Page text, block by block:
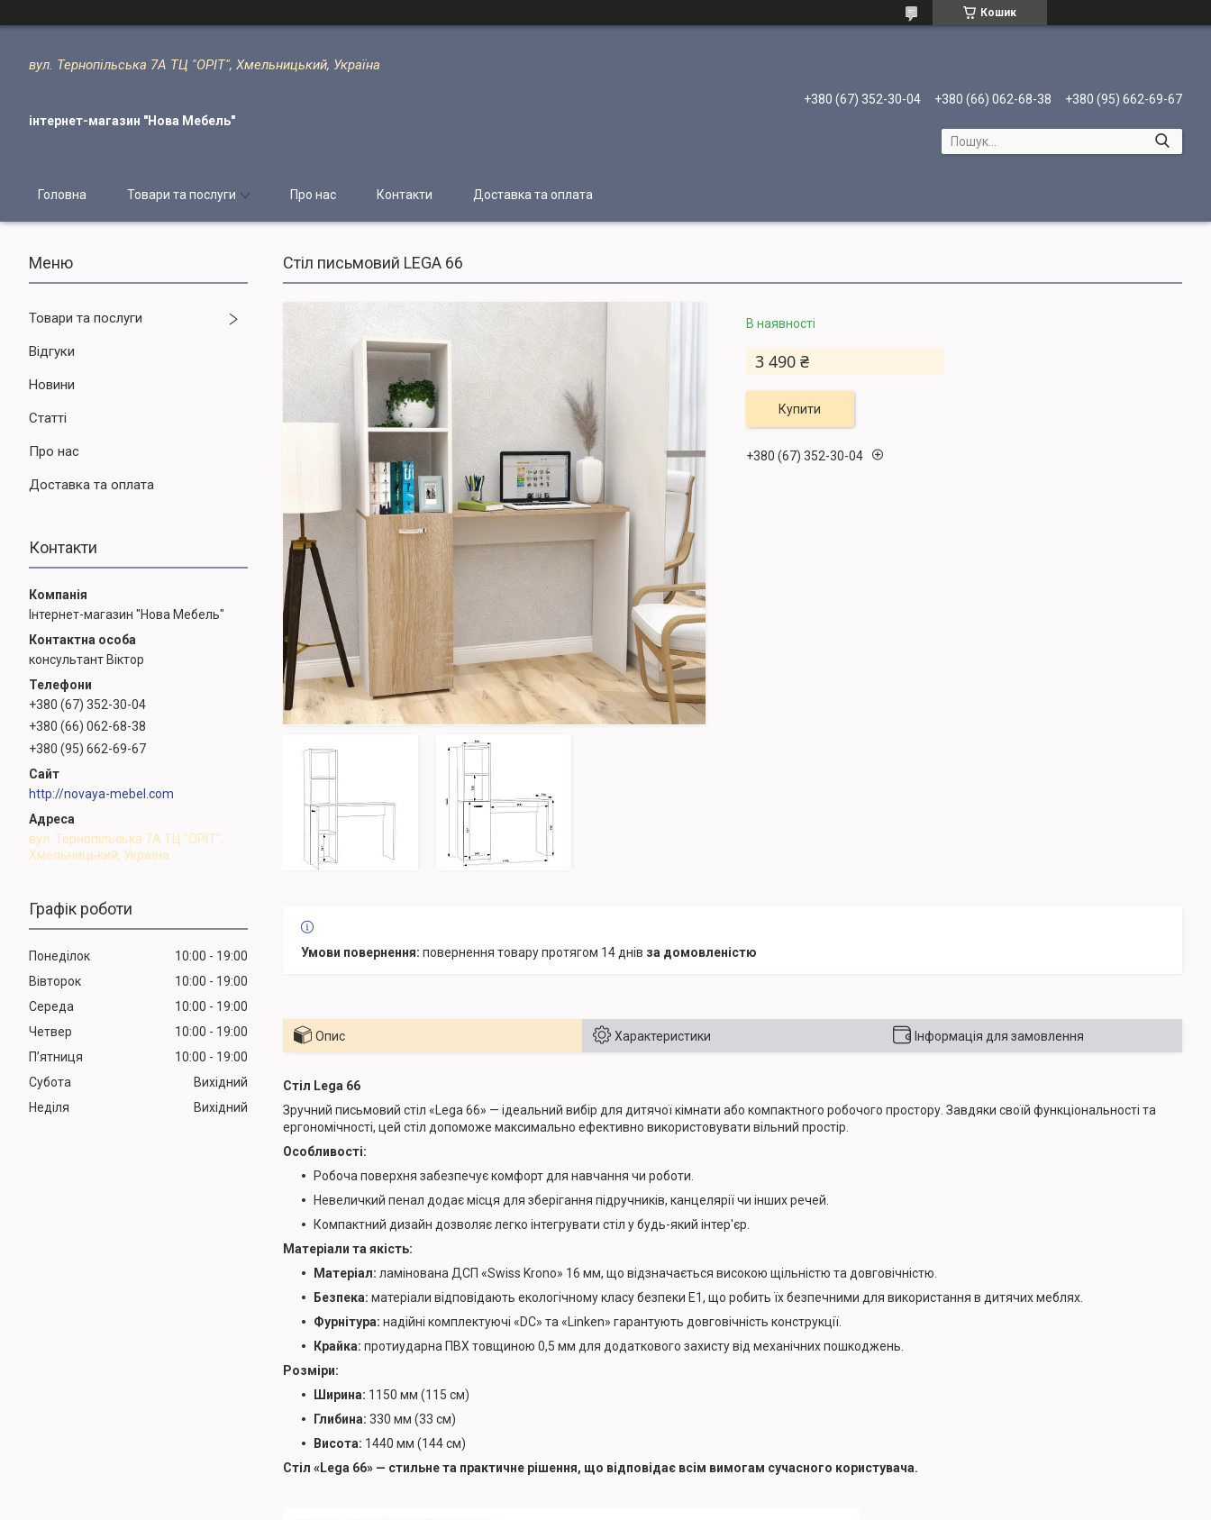
Кошик
вул. Тернопільська 7А ТЦ "ОРІТ", Хмельницький, Україна
інтернет-магазин "Нова Мебель"
+380 (67) 352-30-04 +380 (66) 062-68-38 +380 (95) 662-69-67
Головна Товари та послуги Про нас Контакти Доставка та оплата
Товари та послуги
Відгуки
Новини
Статті
Про нас
Доставка та оплата
Контакти
Інтернет-магазин "Нова Мебель"
консультант Віктор
+380 (67) 352-30-04
+380 (66) 062-68-38
+380 (95) 662-69-67
http://novaya-mebel.com
вул. Тернопільська 7А ТЦ "ОРІТ",
Хмельницький, Україна
Графік роботи
Понеділок 10:00
19:00
Вівторок
10:00
19:00
Середа
10:00
19:00
Четвер
10:00
19:00
Пʼятниця
10:00
19:00
Субота
Вихідний
Неділя
Вихідний
Стіл письмовий LEGA 66
В наявності
3 490 ₴
Купити
+380 (67) 352-30-04
повернення товару протягом 14 днів за домовленістю
Опис Характеристики Інформація для замовлення
Стіл Lega 66
Зручний письмовий стіл «Lega 66» — ідеальний вибір для дитячої кімнати або компактного робочого простору. Завдяки своїй функціональності та
ергономічності, цей стіл допоможе максимально ефективно використовувати вільний простір.
Особливості:
Робоча поверхня забезпечує комфорт для навчання чи роботи.
Невеличкий пенал додає місця для зберігання підручників, канцелярії чи інших речей.
Компактний дизайн дозволяє легко інтегрувати стіл у будь-який інтер'єр.
Матеріали та якість:
Матеріал: ламінована ДСП «Swiss Krono» 16 мм, що відзначається високою щільністю та довговічністю.
Безпека: матеріали відповідають екологічному класу безпеки Е1, що робить їх безпечними для використання в дитячих меблях.
Фурнітура: надійні комплектуючі «DC» та «Linken» гарантують довговічність конструкції.
Крайка: протиударна ПВХ товщиною 0,5 мм для додаткового захисту від механічних пошкоджень.
Розміри:
Ширина: 1150 мм (115 см)
Глибина: 330 мм (33 см)
Висота: 1440 мм (144 см)
Стіл «Lega 66» — стильне та практичне рішення, що відповідає всім вимогам сучасного користувача.